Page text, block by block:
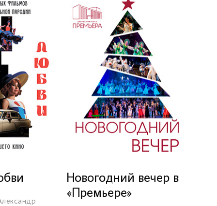
Новогодний вечер в
«Премьере»